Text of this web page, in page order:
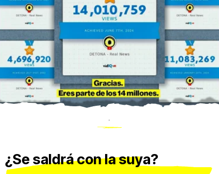
.
¿Se saldrá con la suya?